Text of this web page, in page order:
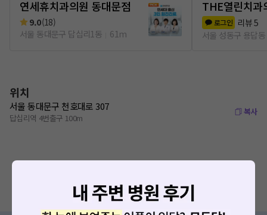
연세휴치과의원 동대문점
9.0(18)
서울 동대문구 답십리1동
61m
THE열린치과
로그인 리뷰5
서울 성동구 용답동
위치
서울 동대문구 천호대로 307
답십리역 4번출구 100m
복사